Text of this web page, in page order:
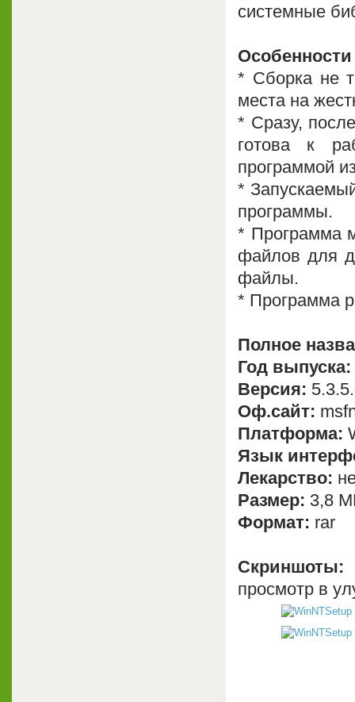
системные
* Cборка не
места на
* Сразу,
готова к
программой
*
программы.
* Программа
файлов для
файлы.
* Программа
Полное
Год выпуска:
Версия:
Оф.сайт:
Платформа:
Язык
Лекарство:
Размер: 3,8
Формат: rar
Скриншоты:
просмотр в